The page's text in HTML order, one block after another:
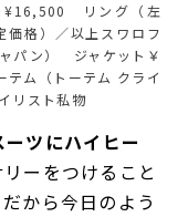
¥16,500 リング（左
格）／以上スワロフ
パン） ジャケット￥
ム（トーテム クライ
リスト私物
ツにハイヒー
ーをつけること
から今日のよう